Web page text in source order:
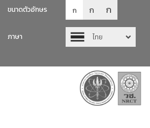
ขนาดตัวอักษร ก ก ก
ภาษา
ไทย